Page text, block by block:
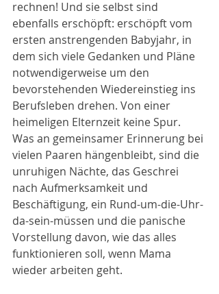
rechnen! Und sie selbst sind
ebenfalls erschöpft: erschöpft vom
ersten anstrengenden Babyjahr, in
dem sich viele Gedanken und Pläne
notwendigerweise um den
bevorstehenden Wiedereinstieg ins
Berufsleben drehen. Von einer
heimeligen Elternzeit keine Spur.
Was an gemeinsamer Erinnerung bei
vielen Paaren hängenbleibt, sind die
unruhigen Nächte, das Geschrei
nach Aufmerksamkeit und
Beschäftigung, ein Rund-um-die-Uhr-
da-sein-müssen und die panische
Vorstellung davon, wie das alles
funktionieren soll, wenn Mama
wieder arbeiten geht.